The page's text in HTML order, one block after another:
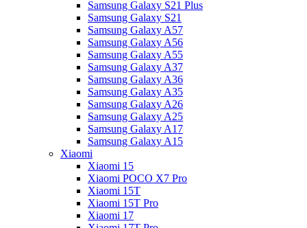
Samsung Galaxy S21 Plus
Samsung Galaxy S21
Samsung Galaxy A57
Samsung Galaxy A56
Samsung Galaxy A55
Samsung Galaxy A37
Samsung Galaxy A36
Samsung Galaxy A35
Samsung Galaxy A26
Samsung Galaxy A25
Samsung Galaxy A17
Samsung Galaxy A15
Xiaomi
Xiaomi 15
Xiaomi POCO X7 Pro
Xiaomi 15T
Xiaomi 15T Pro
Xiaomi 17